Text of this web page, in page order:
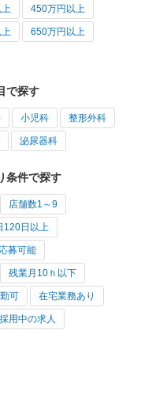
450万円以上
650万円以上
で探す
小児科 整形外科
泌尿器科
条件で探す
店舗数1～9
120日以上
募可能
残業月10ｈ以下
可 在宅業務あり
用中の求人